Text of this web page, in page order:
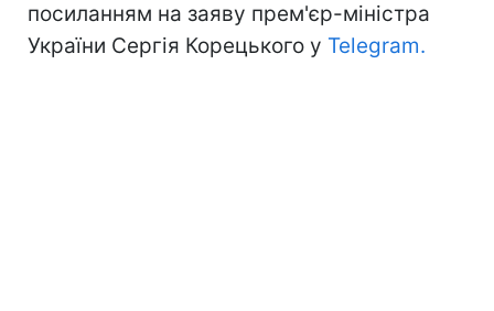
посиланням на заяву прем'єр-міністра
України Сергія Корецького у Telegram.